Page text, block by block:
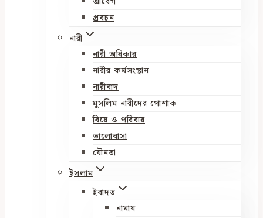
প্রবচন
নারী
নারী অধিকার
নারীর কর্মসংস্থান
নারীবাদ
মুসলিম নারীদের পোশাক
বিয়ে ও পরিবার
ভালোবাসা
যৌনতা
ইসলাম
ইবাদত
নামায